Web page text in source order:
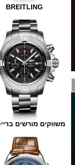
BREITLING
מורשים ברייטלינג